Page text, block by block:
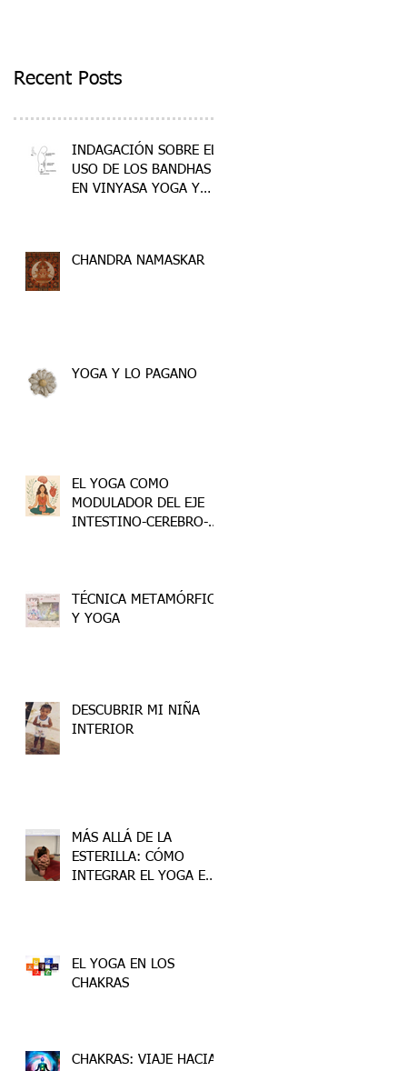
Recent Posts
INDAGACIÓN SOBRE EL
USO DE LOS BANDHAS
EN VINYASA YOGA Y
CHANDRA NAMASKAR
YOGA Y LO PAGANO
EL YOGA COMO
MODULADOR DEL EJE
INTESTINO-CEREBRO-
TÉCNICA METAMÓRFICA
Y YOGA
DESCUBRIR MI NIÑA
INTERIOR
MÁS ALLÁ DE LA
ESTERILLA: CÓMO
INTEGRAR EL YOGA EN
EL YOGA EN LOS
CHAKRAS
CHAKRAS: VIAJE HACIA